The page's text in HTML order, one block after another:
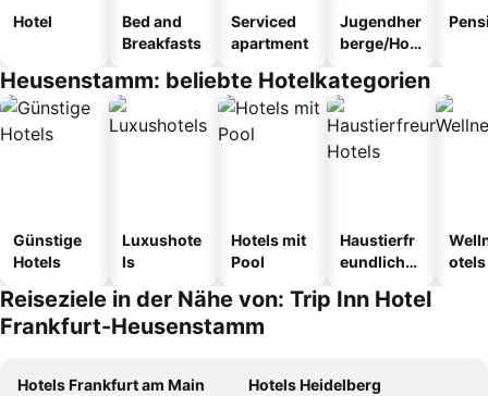
Hotel
Bed and
Breakfasts
Serviced
apartment
Jugendher
berge/Hos
Heusenstamm: beliebte Hotelkategorien
Günstige
Hotels
Luxushote
ls
Hotels mit
Pool
Haustierfr
eundliche
otels
Reiseziele in der Nähe von: Trip Inn Hotel
Frankfurt-Heusenstamm
Hotels Frankfurt am Main
Hotels Heidelberg